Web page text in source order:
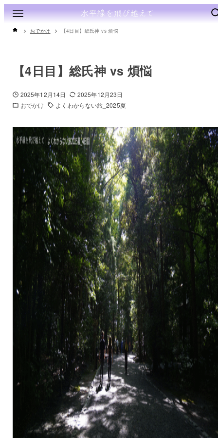
おでかけ 【4日目】総氏神 vs 煩悩
【4日目】総氏神 vs 煩悩
2025年12月14日
2025年12月23日
おでかけ
よくわからない旅_2025夏